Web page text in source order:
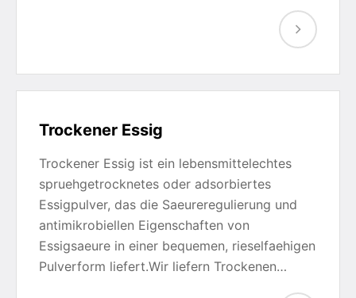
Trockener Essig
Trockener Essig ist ein lebensmittelechtes
spruehgetrocknetes oder adsorbiertes
Essigpulver, das die Saeureregulierung und
antimikrobiellen Eigenschaften von
Essigsaeure in einer bequemen, rieselfaehigen
Pulverform liefert.Wir liefern Trockenen…